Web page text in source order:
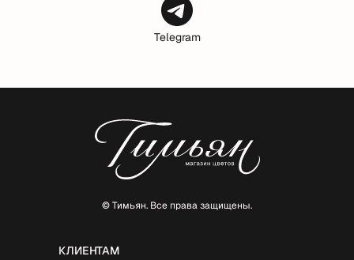
Telegram
© Тимьян. Все права защищены.
КЛИЕНТАМ